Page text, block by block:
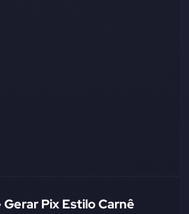
Gerar Pix Estilo Carnê